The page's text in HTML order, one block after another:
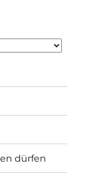
dürfen